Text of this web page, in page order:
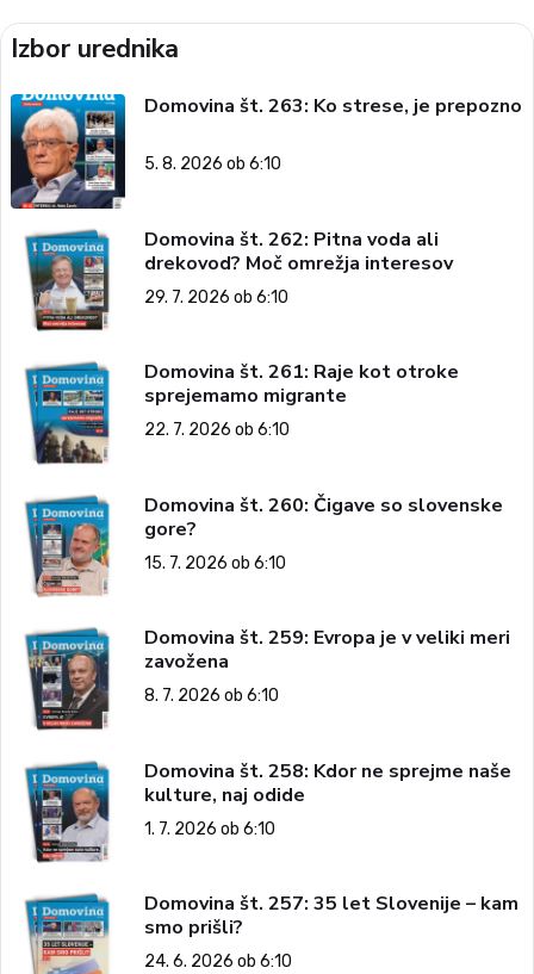
Izbor urednika
Domovina št. 263: Ko strese, je prepozno
5. 8. 2026 ob 6:10
Domovina št. 262: Pitna voda ali
drekovod? Moč omrežja interesov
29. 7. 2026 ob 6:10
Domovina št. 261: Raje kot otroke
sprejemamo migrante
22. 7. 2026 ob 6:10
Domovina št. 260: Čigave so slovenske
gore?
15. 7. 2026 ob 6:10
Domovina št. 259: Evropa je v veliki meri
zavožena
8. 7. 2026 ob 6:10
Domovina št. 258: Kdor ne sprejme naše
kulture, naj odide
1. 7. 2026 ob 6:10
Domovina št. 257: 35 let Slovenije – kam
smo prišli?
24. 6. 2026 ob 6:10